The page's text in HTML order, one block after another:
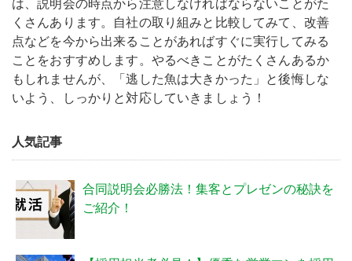
は、説明会の時点から注意しなければならないことがた
くさんあります。自社の取り組みと比較してみて、改善
点などを今から出来ることがあればすぐに実行してみる
ことをおすすめします。やるべきことがたくさんあるか
もしれませんが、「逃した魚は大きかった」と後悔しな
いよう、しっかりと対応していきましょう！
人気記事
合同説明会必勝法！集客とプレゼンの秘訣を
ご紹介！